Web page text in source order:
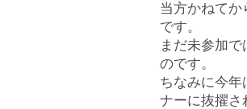
当方かねて
です。
まだ未参加
のです。
ちなみに今
ナーに抜擢さ